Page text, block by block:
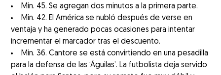
Min. 45. Se agregan dos minutos a la primera parte.
Min. 42. El América se nubló después de verse en
ventaja y ha generado pocas ocasiones para intentar
incrementar el marcador tras el descuento.
Min. 36. Cantore se está convirtiendo en una pesadilla
para la defensa de las ‘Águilas’. La futbolista deja servido